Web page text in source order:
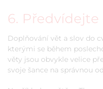
6.
Doplňování vět a slov do
kterými se během
věty jsou obvykle velice
svoje šance na správnou